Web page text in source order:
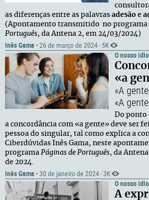
as diferenças entre as palavras adesão e
(Apontamento transmitido no programa
Português, da Antena 2, em 24/03/2024)
Inês Gama · 26 de março de 2024 · 5K
O nosso
«a
«A
«A
Do ponto
a concordância com «a gente» deve ser
pessoa do singular, tal como explica a
Ciberdúvidas Inês Gama, neste
programa Páginas de Português, da
de 2024.
Inês Gama · 30 de janeiro de 2024 · 3K
O nosso
A